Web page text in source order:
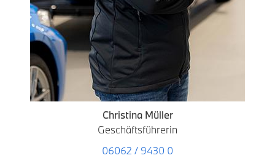
Christina Müller
Geschäftsführerin
06062 / 9430 0